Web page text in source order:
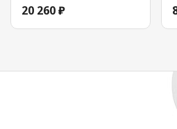
20 260 ₽